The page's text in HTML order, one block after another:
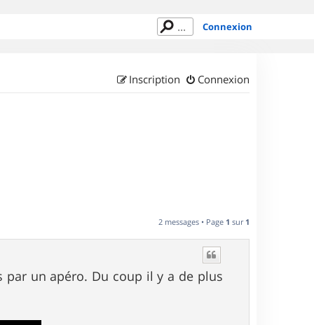
Connexion
Connexion
Inscription
2 messages • Page 1 sur 1
un apéro. Du coup il y a de plus